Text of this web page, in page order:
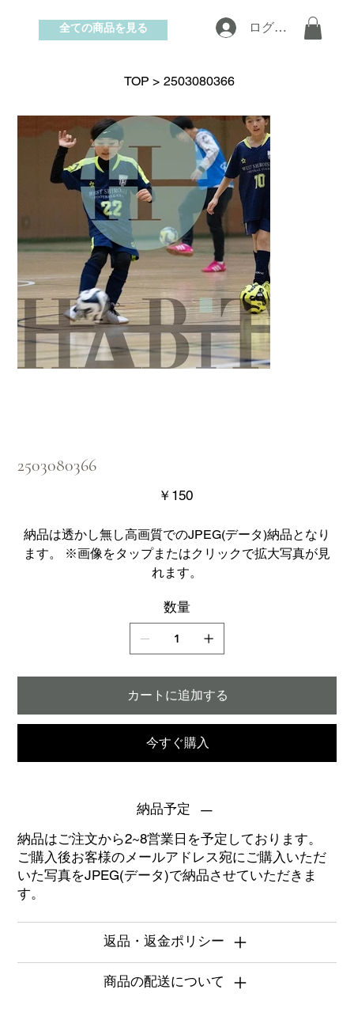
お問い合わせ
ログイン
全ての商品を見る
TOP > 2503080366
2503080366
価
格
￥150
納品は透かし無し高画質でのJPEG(データ)納品となり
ます。 ※画像をタップまたはクリックで拡大写真が見
れます。
数量
カートに追加する
今すぐ購入
納品予定
納品はご注文から2~8営業日を予定しております。
ご購入後お客様のメールアドレス宛にご購入いただ
いた写真をJPEG(データ)で納品させていただきま
す。
返品・返金ポリシー
商品の配送について